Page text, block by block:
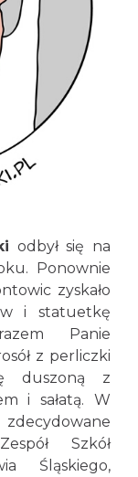
odbył się na
Ponownie
zyskało
i statuetkę
Panie
z perliczki
duszoną z
i sałatą. W
Szkół
Śląskiego,